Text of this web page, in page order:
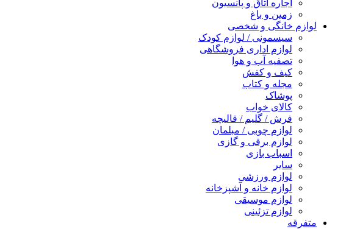
اجاره اتاق و پانسیون
زمین و باغ
لوازم خانگی و شخصی
سیسمونی / لوازم کودک
لوازم اداری فروشگاهی
تصفیه آب و هوا
کیف و کفش
مجله و کتاب
پوشاک
کالای خواب
فرش / گلیم / قالیچه
لوازم چوبی / مبلمان
لوازم برقی و گازی
اسباب بازی
سایر
لوازم ورزشی
لوازم خانه و آشپزخانه
لوازم موسیقی
لوازم تزئینی
متفرقه